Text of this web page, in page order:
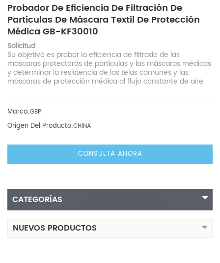
Probador De Eficiencia De Filtración De
Partículas De Máscara Textil De Protección
Médica GB-KF30010
Solicitud
Su objetivo es probar la eficiencia de filtrado de las
máscaras protectoras de partículas y las máscaras médicas
y determinar la resistencia de las telas comunes y las
máscaras de protección médica al flujo constante de aire.
Marca:GBPI
Origen Del Producto:CHINA
CONSULTA AHORA
CATEGORÍAS
NUEVOS PRODUCTOS